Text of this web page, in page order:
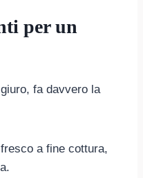
per un
fa davvero la
a fine cottura,